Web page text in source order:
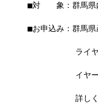
■対　　象：群馬
■お申込み：群馬
ライヤー支援
イヤー支援
詳しくは